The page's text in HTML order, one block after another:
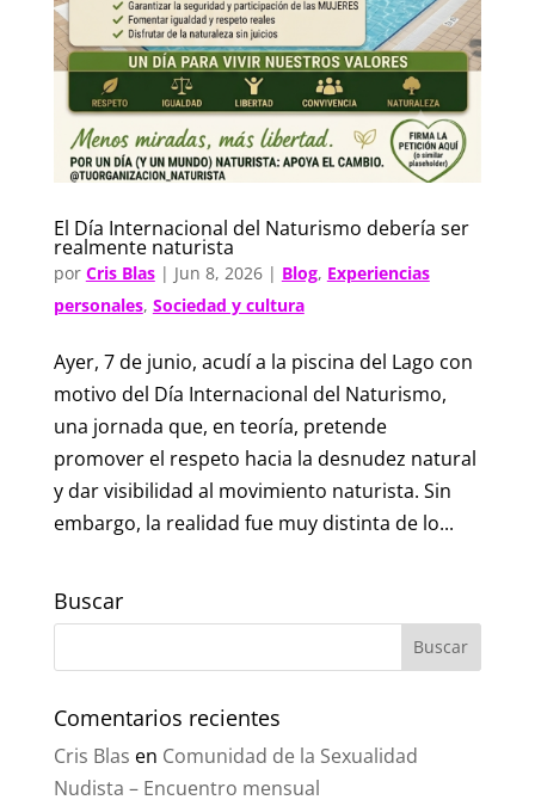
El Día Internacional del Naturismo debería ser
realmente naturista
por Cris Blas| Jun 8, 2026| Blog, Experiencias
personales, Sociedad y cultura
Ayer, 7 de junio, acudí a la piscina del Lago con
motivo del Día Internacional del Naturismo,
una jornada que, en teoría, pretende
promover el respeto hacia la desnudez natural
y dar visibilidad al movimiento naturista. Sin
embargo, la realidad fue muy distinta de lo...
Buscar
Comentarios recientes
Cris Blas en Comunidad de la Sexualidad
Nudista – Encuentro mensual